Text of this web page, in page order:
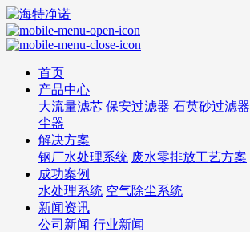
首页
产品中心
大流量滤芯 保安过滤器 石英砂过滤器
尘器
解决方案
钢厂水处理系统 废水零排放工艺方案
成功案例
水处理系统 空气除尘系统
新闻资讯
公司新闻 行业新闻